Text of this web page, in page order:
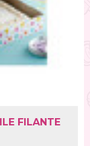
FILANTE